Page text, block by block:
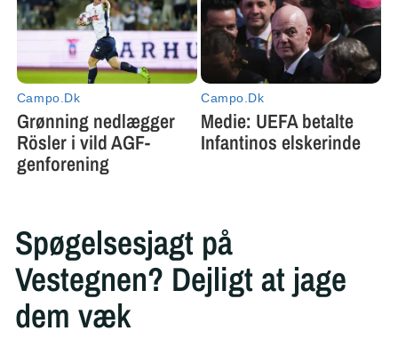
Spøgelsesjagt på
Vestegnen? Dejligt at jage
dem væk